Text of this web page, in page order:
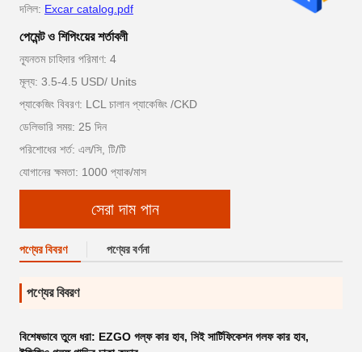
দলিল: Excar catalog.pdf
পেমেন্ট ও শিপিংয়ের শর্তাবলী
ন্যূনতম চাহিদার পরিমাণ: 4
মূল্য: 3.5-4.5 USD/ Units
প্যাকেজিং বিবরণ: LCL চালান প্যাকেজিং /CKD
ডেলিভারি সময়: 25 দিন
পরিশোধের শর্ত: এল/সি, টি/টি
যোগানের ক্ষমতা: 1000 প্যাক/মাস
সেরা দাম পান
পণ্যের বিবরণ পণ্যের বর্ণনা
পণ্যের বিবরণ
বিশেষভাবে তুলে ধরা: EZGO গল্ফ কার হাব, সিই সার্টিফিকেশন গলফ কার হাব,